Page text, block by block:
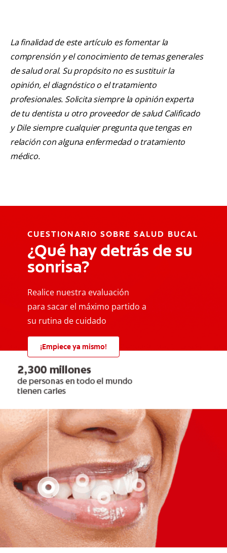
La finalidad de este artículo es fomentar la
comprensión y el conocimiento de temas generales
de salud oral. Su propósito no es sustituir la
opinión, el diagnóstico o el tratamiento
profesionales. Solicita siempre la opinión experta
de tu dentista u otro proveedor de salud Calificado
y Dile siempre cualquier pregunta que tengas en
relación con alguna enfermedad o tratamiento
médico.
CUESTIONARIO SOBRE SALUD BUCAL
¿Qué hay detrás de su
sonrisa?
Realice nuestra evaluación
para sacar el máximo partido a
su rutina de cuidado
¡Empiece ya mismo!